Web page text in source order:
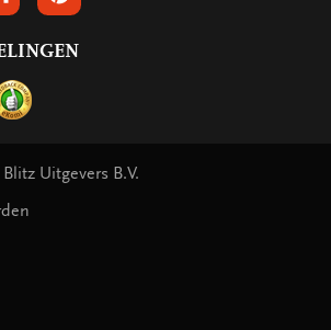
OP INSTAGRAM
ONS OP LINKEDIN
VOLG ONS OP PINTEREST
Uitgevers B.V.